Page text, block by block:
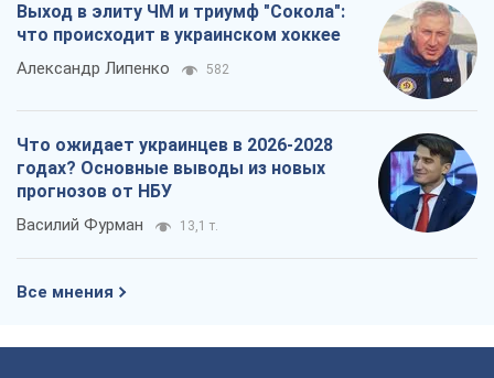
Выход в элиту ЧМ и триумф "Сокола":
что происходит в украинском хоккее
Александр Липенко 582
Что ожидает украинцев в 2026-2028
годах? Основные выводы из новых
прогнозов от НБУ
Василий Фурман 13,1 т.
Все мнения